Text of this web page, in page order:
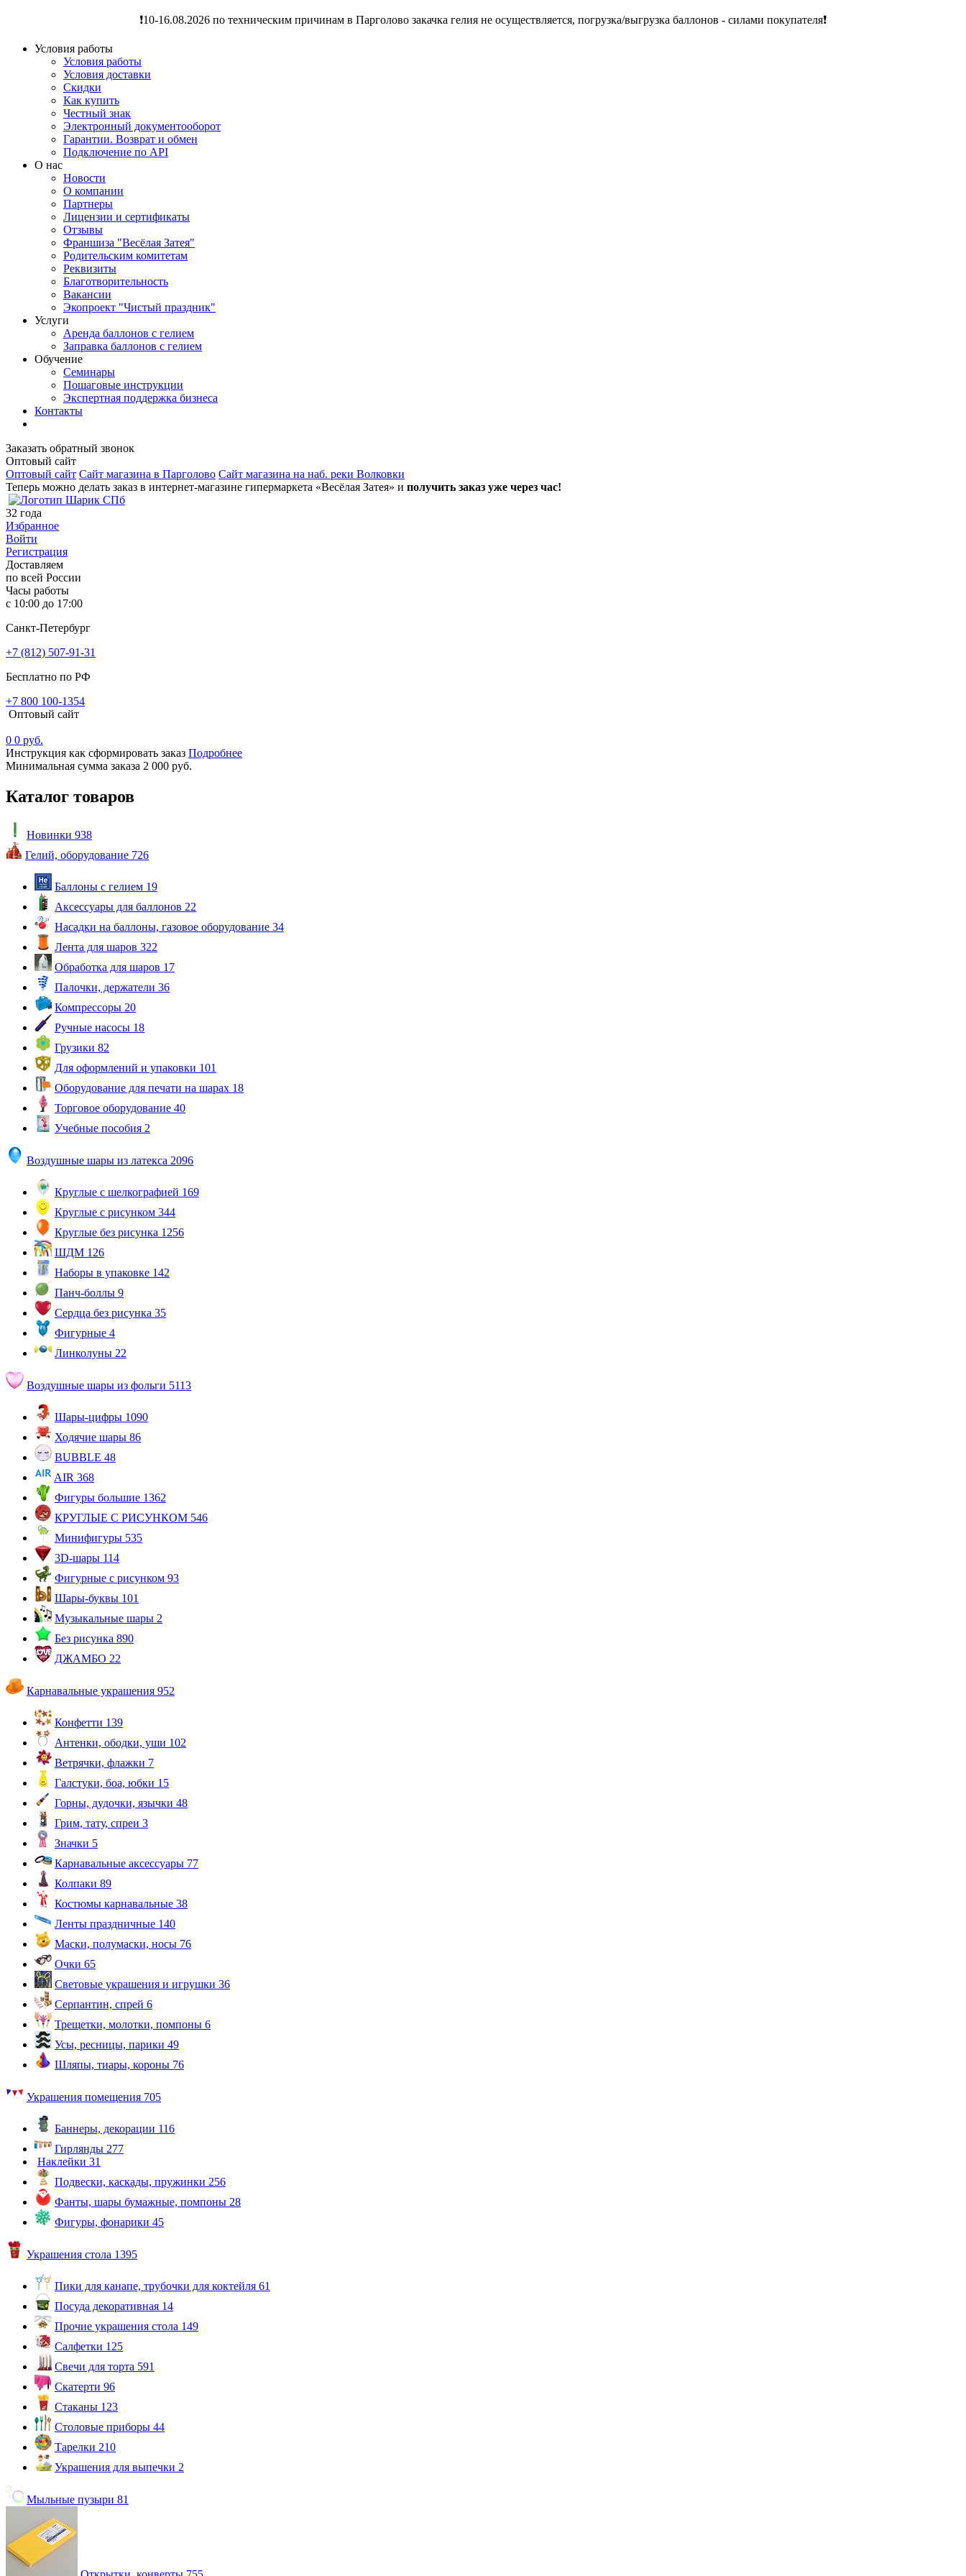
❗️10-16.08.2026 по техническим причинам в Парголово закачка гелия не осуществляется, погрузка/выгрузка баллонов - силами покупателя❗️
Условия работы
Условия работы
Условия доставки
Скидки
Как купить
Честный знак
Электронный документооборот
Гарантии. Возврат и обмен
Подключение по API
О нас
Новости
О компании
Партнеры
Лицензии и сертификаты
Отзывы
Франшиза "Весёлая Затея"
Родительским комитетам
Реквизиты
Благотворительность
Вакансии
Экопроект "Чистый праздник"
Услуги
Аренда баллонов с гелием
Заправка баллонов с гелием
Обучение
Семинары
Пошаговые инструкции
Экспертная поддержка бизнеса
Контакты
Заказать обратный звонок
Оптовый сайт
Оптовый сайт Сайт магазина в Парголово Сайт магазина на наб. реки Волковки
Теперь можно делать заказ в интернет-магазине гипермаркета «Весёлая Затея» и получить заказ уже через час!
32 года
Избранное
Войти
Регистрация
Доставляем
по всей России
Часы работы
с 10:00 до 17:00
Санкт-Петербург
+7 (812) 507-91-31
Бесплатно по РФ
+7 800 100-1354
Оптовый сайт
0 0 руб.
Инструкция как сформировать заказ Подробнее
Минимальная сумма заказа 2 000 руб.
Каталог товаров
Новинки 938
Гелий, оборудование 726
Баллоны с гелием 19
Аксессуары для баллонов 22
Насадки на баллоны, газовое оборудование 34
Лента для шаров 322
Обработка для шаров 17
Палочки, держатели 36
Компрессоры 20
Ручные насосы 18
Грузики 82
Для оформлений и упаковки 101
Оборудование для печати на шарах 18
Торговое оборудование 40
Учебные пособия 2
Воздушные шары из латекса 2096
Круглые с шелкографией 169
Круглые с рисунком 344
Круглые без рисунка 1256
ШДМ 126
Наборы в упаковке 142
Панч-боллы 9
Сердца без рисунка 35
Фигурные 4
Линколуны 22
Воздушные шары из фольги 5113
Шары-цифры 1090
Ходячие шары 86
BUBBLE 48
AIR 368
Фигуры большие 1362
КРУГЛЫЕ С РИСУНКОМ 546
Минифигуры 535
3D-шары 114
Фигурные с рисунком 93
Шары-буквы 101
Музыкальные шары 2
Без рисунка 890
ДЖАМБО 22
Карнавальные украшения 952
Конфетти 139
Антенки, ободки, уши 102
Ветрячки, флажки 7
Галстуки, боа, юбки 15
Горны, дудочки, язычки 48
Грим, тату, спреи 3
Значки 5
Карнавальные аксессуары 77
Колпаки 89
Костюмы карнавальные 38
Ленты праздничные 140
Маски, полумаски, носы 76
Очки 65
Световые украшения и игрушки 36
Серпантин, спрей 6
Трещетки, молотки, помпоны 6
Усы, ресницы, парики 49
Шляпы, тиары, короны 76
Украшения помещения 705
Баннеры, декорации 116
Гирлянды 277
Наклейки 31
Подвески, каскады, пружинки 256
Фанты, шары бумажные, помпоны 28
Фигуры, фонарики 45
Украшения стола 1395
Пики для канапе, трубочки для коктейля 61
Посуда декоративная 14
Прочие украшения стола 149
Салфетки 125
Свечи для торта 591
Скатерти 96
Стаканы 123
Столовые приборы 44
Тарелки 210
Украшения для выпечки 2
Мыльные пузыри 81